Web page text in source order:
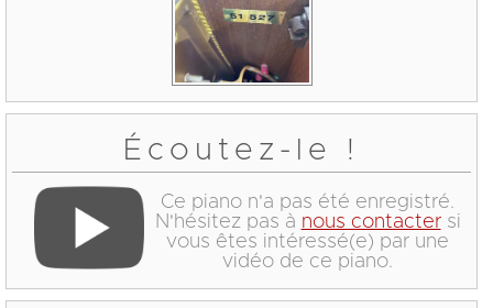
Écoutez-le !
Ce piano n'a pas été enregistré.
N'hésitez pas à nous contactersi
vous êtes intéressé(e) par une
vidéo de ce piano.